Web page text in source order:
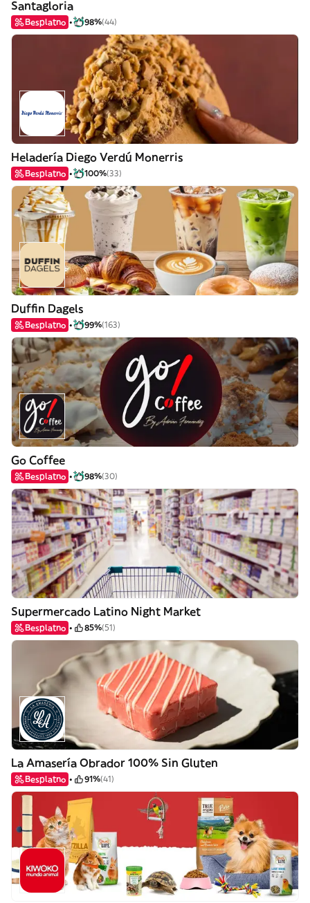
Santagloria
Besplatno 98%(44)
Heladería Diego Verdú Monerris
Besplatno 100%(33)
Duffin Dagels
Besplatno 99%(163)
Go Coffee
Besplatno 98%(30)
Supermercado Latino Night Market
Besplatno 85%(51)
La Amasería Obrador 100% Sin Gluten
Besplatno 91%(41)